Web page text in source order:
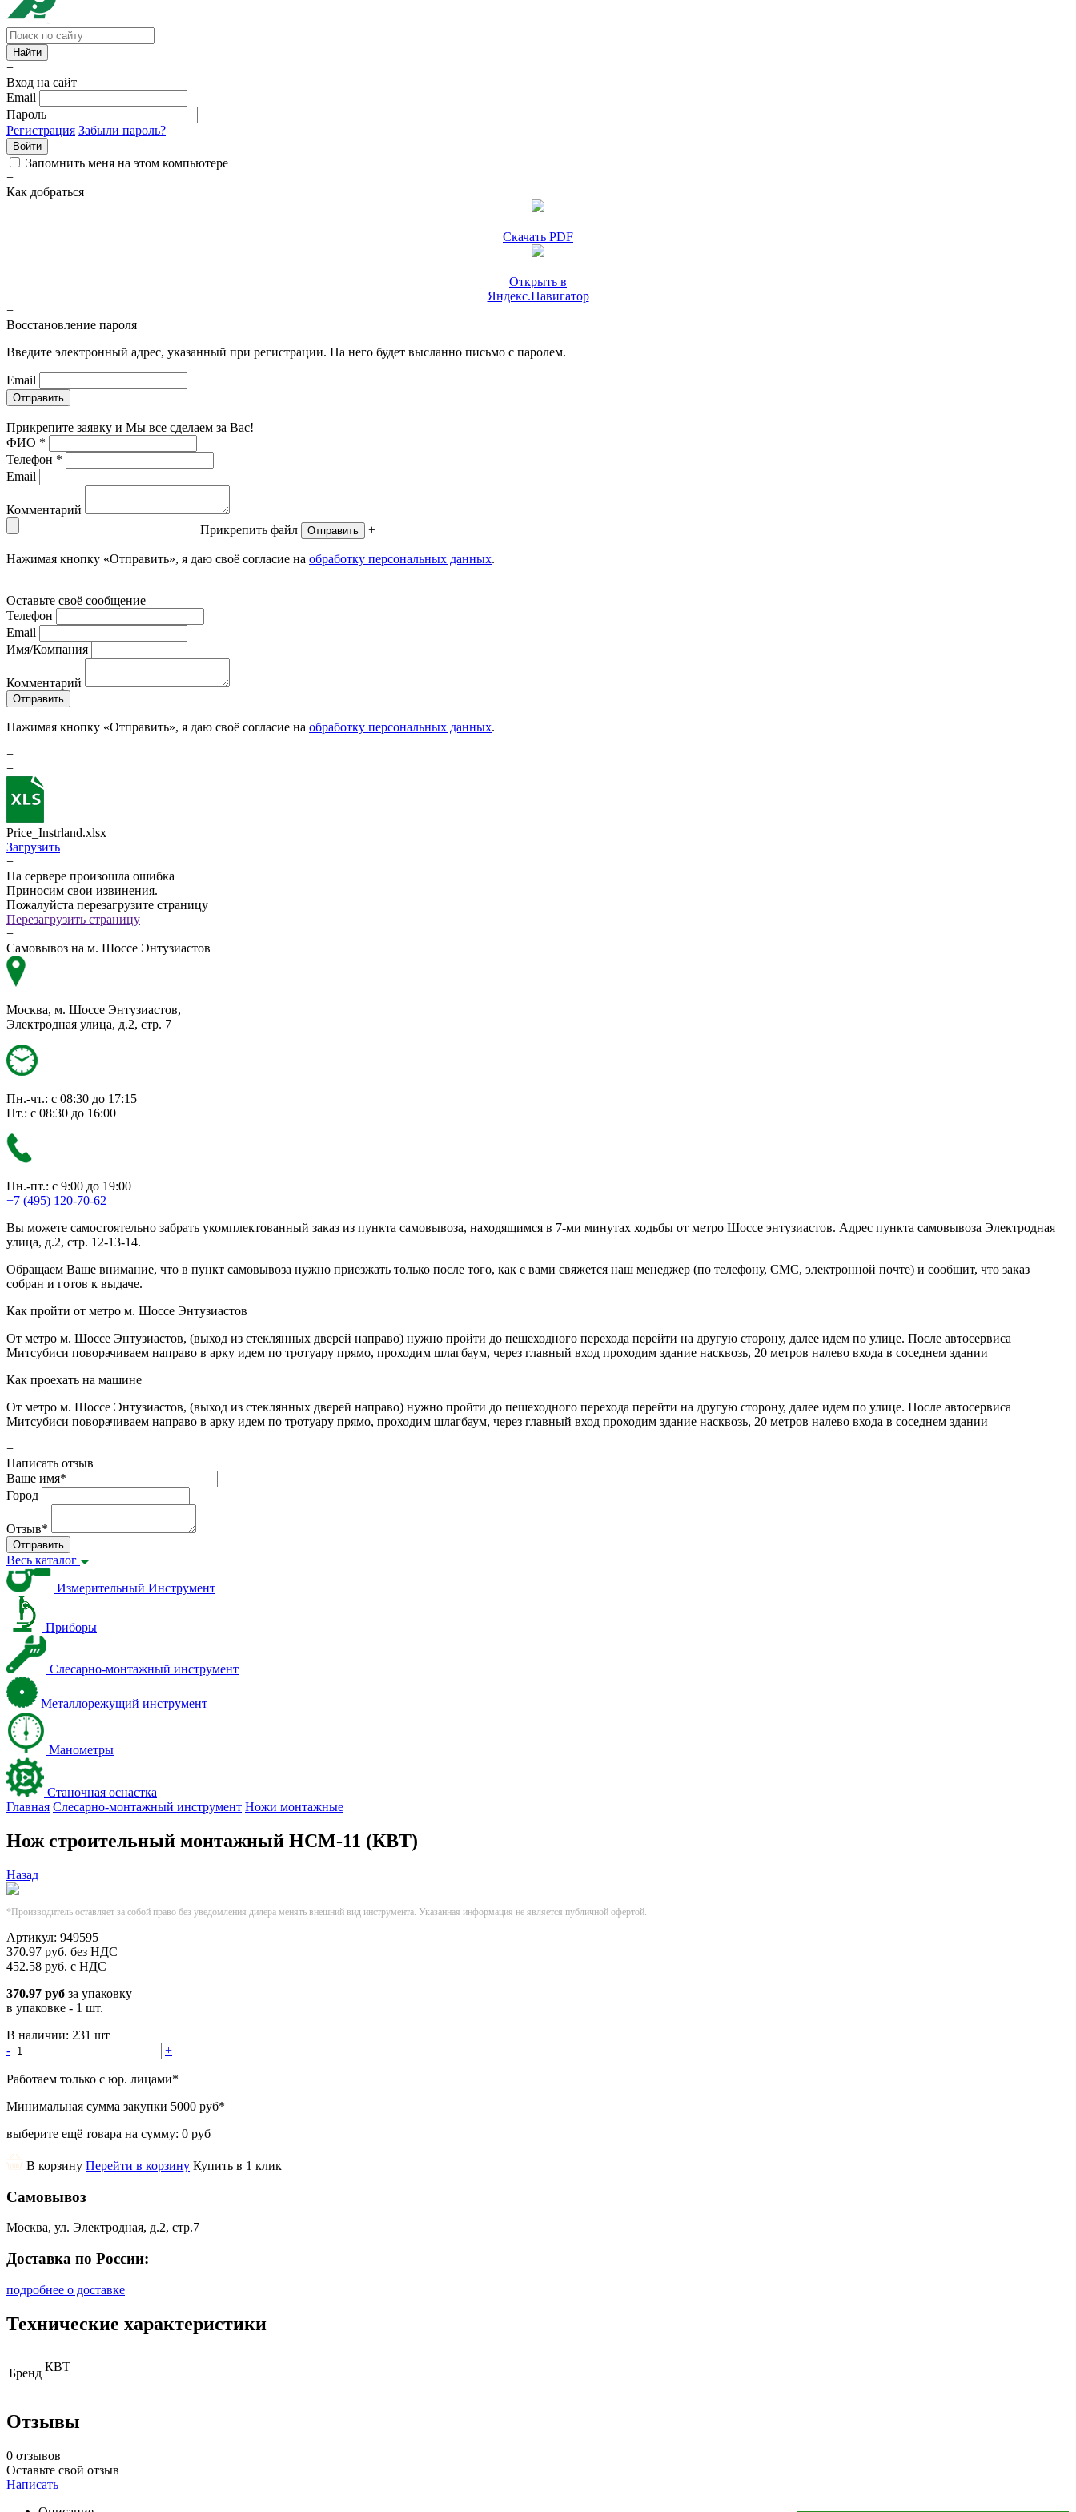
+
Вход на сайт
Email
Пароль
Регистрация Забыли пароль?
Войти
Запомнить меня на этом компьютере
+
Как добраться
Скачать PDF
Открыть в
Яндекс.Навигатор
+
Восстановление пароля
Введите электронный адрес, указанный при регистрации. На него будет высланно письмо с паролем.
Email
+
Прикрепите заявку и Мы все сделаем за Вас!
ФИО *
Телефон *
Email
Комментарий
Прикрепить файл
Отправить +
Нажимая кнопку «Отправить», я даю своё согласие на обработку персональных данных.
+
Оставьте своё сообщение
Телефон
Email
Имя/Компания
Комментарий
Отправить
Нажимая кнопку «Отправить», я даю своё согласие на обработку персональных данных.
+
+
Price_Instrland.xlsx
Загрузить
+
На сервере произошла ошибка
Приносим свои извинения.
Пожалуйста перезагрузите страницу
Перезагрузить страницу
+
Самовывоз на м. Шоссе Энтузиастов
Москва, м. Шоссе Энтузиастов,
Электродная улица, д.2, стр. 7
Пн.-чт.: с 08:30 до 17:15
Пт.: с 08:30 до 16:00
Пн.-пт.: с 9:00 до 19:00
+7 (495) 120-70-62
Вы можете самостоятельно забрать укомплектованный заказ из пункта самовывоза, находящимся в 7-ми минутах ходьбы от метро Шоссе энтузиастов. Адрес пункта самовывоза Электродная
улица, д.2, стр. 12-13-14.
Обращаем Ваше внимание, что в пункт самовывоза нужно приезжать только после того, как с вами свяжется наш менеджер (по телефону, СМС, электронной почте) и сообщит, что заказ
собран и готов к выдаче.
Как пройти от метро м. Шоссе Энтузиастов
От метро м. Шоссе Энтузиастов, (выход из стеклянных дверей направо) нужно пройти до пешеходного перехода перейти на другую сторону, далее идем по улице. После автосервиса
Митсубиси поворачиваем направо в арку идем по тротуару прямо, проходим шлагбаум, через главный вход проходим здание насквозь, 20 метров налево входа в соседнем здании
Как проехать на машине
От метро м. Шоссе Энтузиастов, (выход из стеклянных дверей направо) нужно пройти до пешеходного перехода перейти на другую сторону, далее идем по улице. После автосервиса
Митсубиси поворачиваем направо в арку идем по тротуару прямо, проходим шлагбаум, через главный вход проходим здание насквозь, 20 метров налево входа в соседнем здании
+
Написать отзыв
Ваше имя*
Город
Отзыв*
Отправить
Весь каталог
Измерительный Инструмент
Приборы
Слесарно-монтажный инструмент
Металлорежущий инструмент
Манометры
Станочная оснастка
Главная Слесарно-монтажный инструмент Ножи монтажные
Нож строительный монтажный НСМ-11 (КВТ)
Назад
*Производитель оставляет за собой право без уведомления дилера менять внешний вид инструмента. Указанная информация не является публичной офертой.
Артикул: 949595
370.97 руб. без НДС
452.58 руб. с НДС
370.97 руб за упаковку
в упаковке - 1 шт.
В наличии: 231 шт
-
+
Работаем только с юр. лицами*
Минимальная сумма закупки 5000 руб*
выберите ещё товара на сумму: 0 руб
В корзину Перейти в корзину Купить в 1 клик
Самовывоз
Москва, ул. Электродная, д.2, стр.7
Доставка по России:
подробнее о доставке
Технические характеристики
Бренд КВТ
Отзывы
0 отзывов
Оставьте свой отзыв
Написать